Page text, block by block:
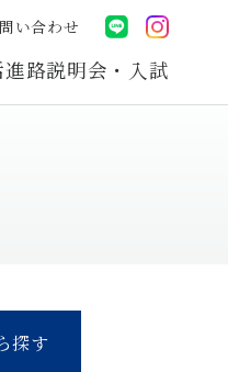
い合わせ
進路説明会・入試
探す